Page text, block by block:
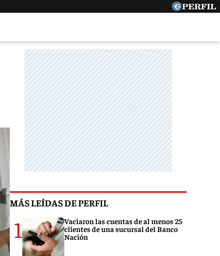
MÁS LEÍDAS DE PERFIL
1
Vaciaron las cuentas de al menos 25
clientes de una sucursal del Banco
Nación